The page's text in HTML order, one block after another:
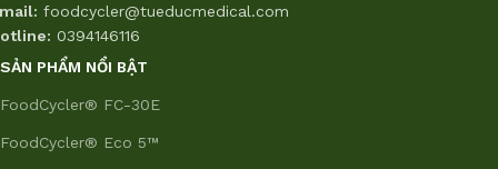
foodcycler@tueducmedical.com
0394146116
SẢN PHẨM NỔI BẬT
FoodCycler® FC-30E
FoodCycler® Eco 5™